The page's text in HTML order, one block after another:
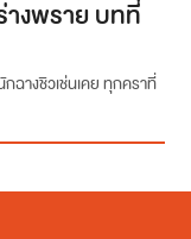
งพราย บทที่
กฉางชิวเช่นเคย ทุกคราที่